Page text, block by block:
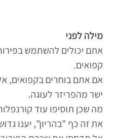
מילה לפני
אתם יכולים להשתמש
קפואים.
אם אתם בוחרים בקפואים,
ישר מהפריזר לעוגה.
מה שכן תוסיפו עוד
את זה כף "בהריון", יענו